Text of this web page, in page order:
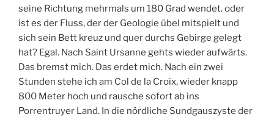
seine Richtung mehrmals um 180 Grad wendet. oder
ist es der Fluss, der der Geologie übel mitspielt und
sich sein Bett kreuz und quer durchs Gebirge gelegt
hat? Egal. Nach Saint Ursanne gehts wieder aufwärts.
Das bremst mich. Das erdet mich. Nach ein zwei
Stunden stehe ich am Col de la Croix, wieder knapp
800 Meter hoch und rausche sofort ab ins
Porrentruyer Land. In die nördliche Sundgauszyste der